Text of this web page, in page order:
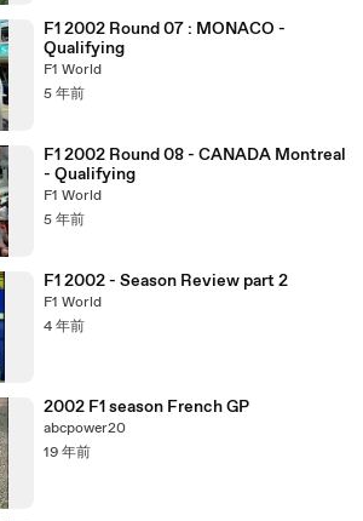
F1 2002 Round 07 : MONACO -
Qualifying
F1 World
5 年前
F1 2002 Round 08 - CANADA Montreal
- Qualifying
F1 World
5 年前
F1 2002 - Season Review part 2
F1 World
4 年前
2002 F1 season French GP
abcpower20
19 年前